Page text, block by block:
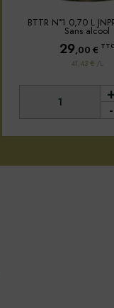
BTTR N°1 0,70 L
Sans alcool
29,00 €
41,43 € /L
-